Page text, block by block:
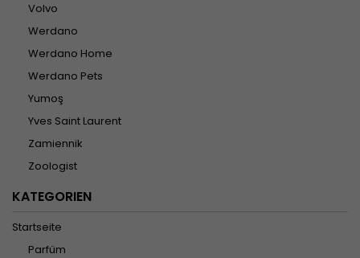
Volvo
Werdano
Werdano Home
Werdano Pets
Yumoş
Yves Saint Laurent
Zamiennik
Zoologist
KATEGORIEN
Startseite
Parfüm